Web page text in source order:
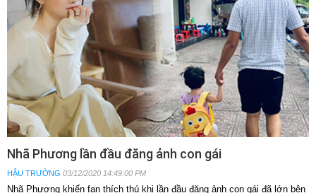
Nhã Phương lần đầu đăng ảnh con gái
HẬU TRƯỜNG 03/12/2020 14:49:00 PM
Nhã Phương khiến fan thích thú khi lần đầu đăng ảnh con gái đã lớn bên